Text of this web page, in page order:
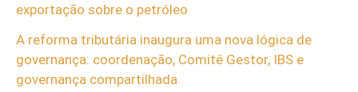
exportação sobre o petróleo
A reforma tributária inaugura uma nova lógica de
governança: coordenação, Comitê Gestor, IBS e
governança compartilhada